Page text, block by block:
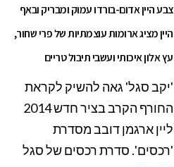
צבע היין אדום-בורדו עמוק ומבריק ובאף
היין מציג ארומות עוצמתיות של פרי שחור,
עץ אלון איכותי ועשבי תיבול טריים
'יקב סגל' גאה להשיק לקראת
החורף הקרב בציר חדש 2014
ליין ארגמן דובב מסדרת
'רכסים'. סדרת רכסים של סגל